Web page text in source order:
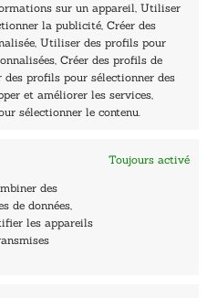
sur un appareil, Utiliser
la publicité, Créer des
Utiliser des profils pour
Créer des profils de
profils pour sélectionner des
et améliorer les services,
sélectionner le contenu.
Toujours activé
des
de données,
les appareils
fermé